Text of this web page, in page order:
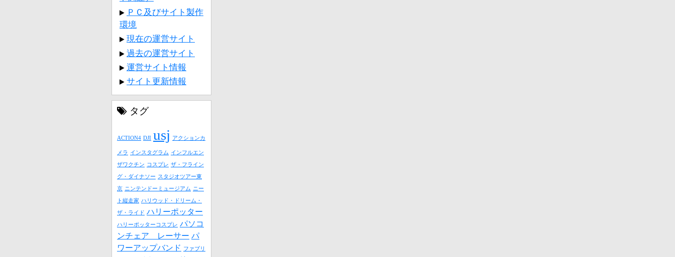
ＰＣ及びサイト製作
環境
現在の運営サイト
過去の運営サイト
運営サイト情報
サイト更新情報
タグ
ACTION4 DJI usj アクションカ
メラ インスタグラム インフルエン
ザワクチン コスプレ ザ・フライン
グ・ダイナソー スタジオツアー東
京 ニンテンドーミュージアム ニー
ト縦走家 ハリウッド・ドリーム・
ザ・ライド ハリーポッター
ハリーポッターコスプレ パソコ
ンチェア レーサー パ
ワーアップバンド
ファブリ